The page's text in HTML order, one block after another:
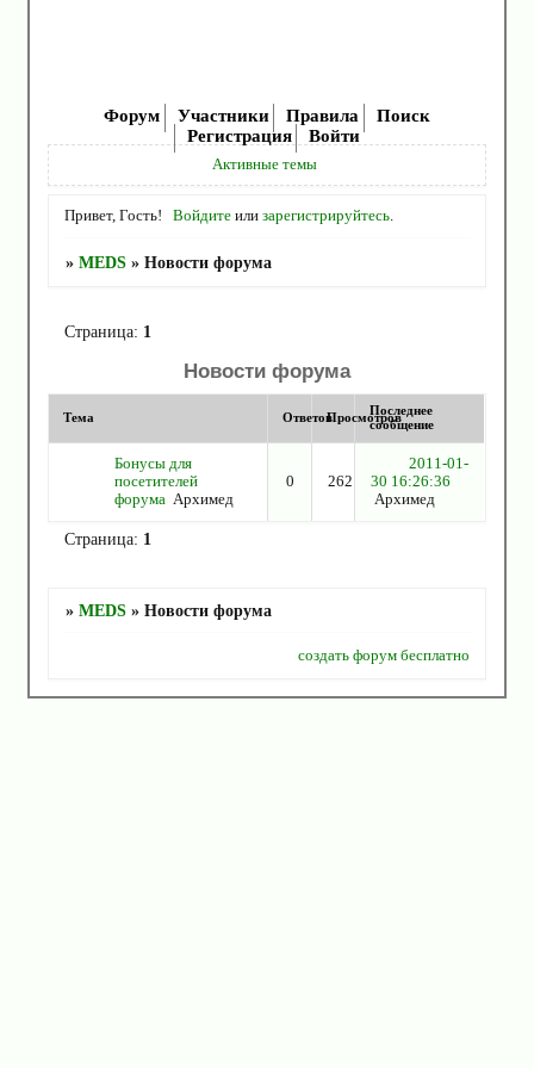
Форум Участники Правила
Поиск
Регистрация
Войти
Активные темы
Привет, Гость! Войдите илизарегистрируйтесь
»MEDS »Новости форума
Новости форума
Страница: 1
Тема ОтветовПросмотровПоследнее
сообщение
Бонусы для
посетителей
форума Архимед
0 262
2011-01-
30 16:26:36
Архимед
Страница: 1
»MEDS »Новости форума
создать форум бесплатно